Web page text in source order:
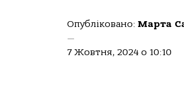
Опубліковано: Марта
—
7 Жовтня, 2024 о 10:10